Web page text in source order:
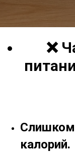
❌
калорий.